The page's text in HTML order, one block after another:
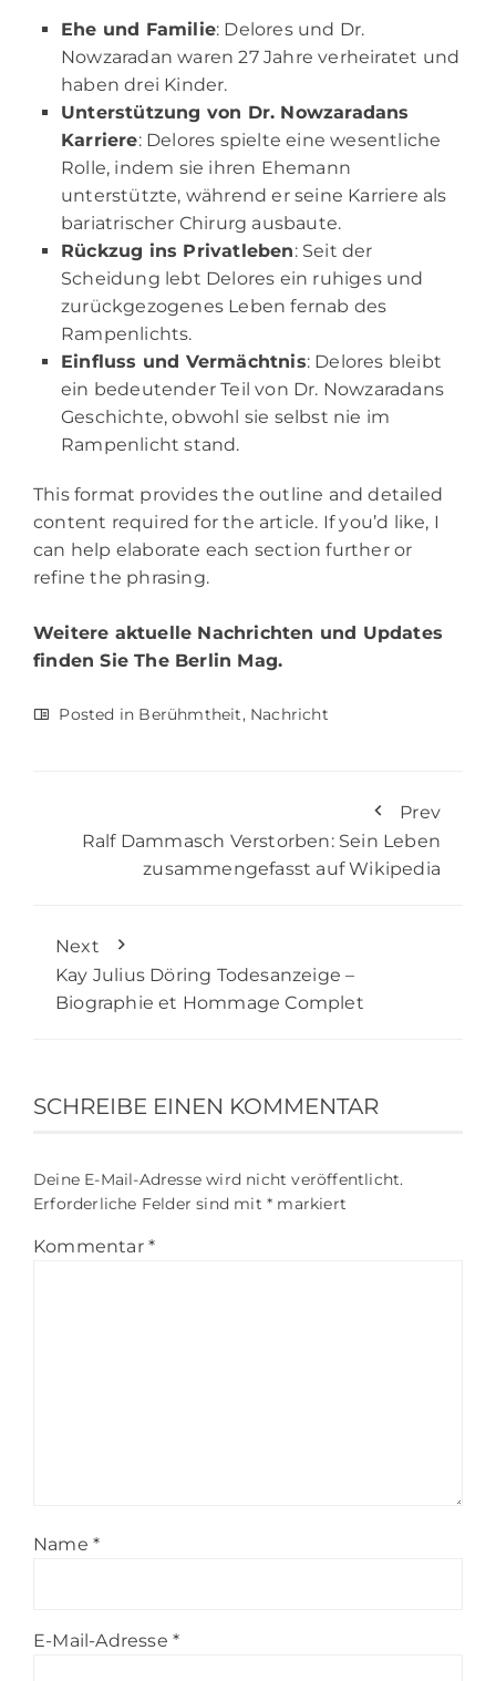
Ehe und Familie: Delores und Dr.
Nowzaradan waren 27 Jahre verheiratet und
haben drei Kinder.
Unterstützung von Dr. Nowzaradans
Karriere: Delores spielte eine wesentliche
Rolle, indem sie ihren Ehemann
unterstützte, während er seine Karriere als
bariatrischer Chirurg ausbaute.
Rückzug ins Privatleben: Seit der
Scheidung lebt Delores ein ruhiges und
zurückgezogenes Leben fernab des
Rampenlichts.
Einfluss und Vermächtnis: Delores bleibt
ein bedeutender Teil von Dr. Nowzaradans
Geschichte, obwohl sie selbst nie im
Rampenlicht stand.
This format provides the outline and detailed
content required for the article. If you’d like, I
can help elaborate each section further or
refine the phrasing.
Weitere aktuelle Nachrichten und Updates
finden SieThe Berlin Mag.
Posted in Berühmtheit, Nachricht
Prev
Ralf Dammasch Verstorben: Sein Leben
zusammengefasst auf Wikipedia
Next
Kay Julius Döring Todesanzeige –
Biographie et Hommage Complet
SCHREIBE EINEN KOMMENTAR
Deine E-Mail-Adresse wird nicht veröffentlicht.
Erforderliche Felder sind mit * markiert
Kommentar *
Name *
E-Mail-Adresse *